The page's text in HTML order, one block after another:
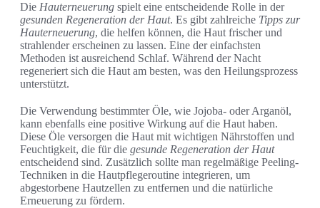
Die Hauterneuerung spielt eine entscheidende Rolle in der
gesunden Regeneration der Haut. Es gibt zahlreiche Tipps zur
Hauterneuerung, die helfen können, die Haut frischer und
strahlender erscheinen zu lassen. Eine der einfachsten
Methoden ist ausreichend Schlaf. Während der Nacht
regeneriert sich die Haut am besten, was den Heilungsprozess
unterstützt.
Die Verwendung bestimmter Öle, wie Jojoba- oder Arganöl,
kann ebenfalls eine positive Wirkung auf die Haut haben.
Diese Öle versorgen die Haut mit wichtigen Nährstoffen und
Feuchtigkeit, die für die gesunde Regeneration der Haut
entscheidend sind. Zusätzlich sollte man regelmäßige Peeling-
Techniken in die Hautpflegeroutine integrieren, um
abgestorbene Hautzellen zu entfernen und die natürliche
Erneuerung zu fördern.